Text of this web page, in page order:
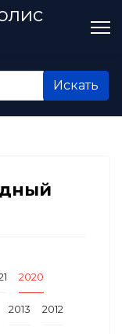
Искать
2020
2013 2012